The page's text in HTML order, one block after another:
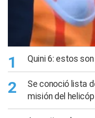
1 Quini 6: estos
2
Se conoció lista
misión del